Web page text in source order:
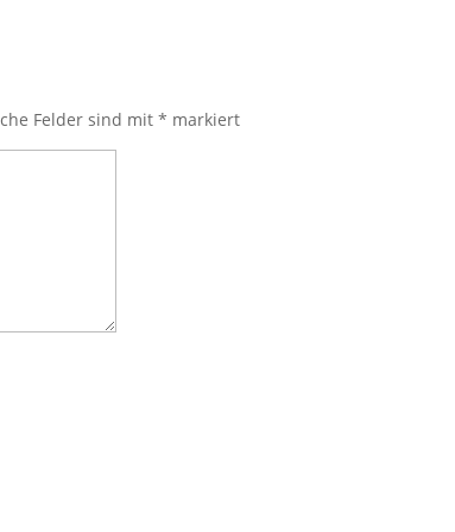
Felder sind mit* markiert